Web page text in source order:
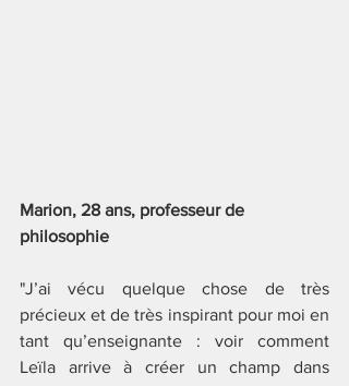
Marion, 28 ans, professeur de
philosophie
"J’ai vécu quelque chose de très
précieux et de très inspirant pour moi en
tant qu’enseignante : voir comment
Leïla arrive à créer un champ dans